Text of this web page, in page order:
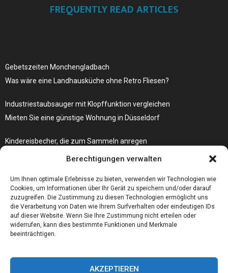
Berechtigungen verwalten
Um Ihnen optimale Erlebnisse zu bieten, verwenden wir Technologien wie
Cookies, um Informationen über Ihr Gerät zu speichern und/oder darauf
zuzugreifen. Die Zustimmung zu diesen Technologien ermöglicht uns
die Verarbeitung von Daten wie Ihrem Surfverhalten oder eindeutigen IDs
auf dieser Website. Wenn Sie Ihre Zustimmung nicht erteilen oder
widerrufen, kann dies bestimmte Funktionen und Merkmale
beeinträchtigen.
AKZEPTIEREN
FREQUENTLY READ ARTICLES
Gebetszeiten Monchengladbach
Was wäre eine Landhausküche ohne Retro Fliesen?
Industriestaubsauger mit Klopffunktion vergleichen
Mieten Sie eine günstige Wohnung in Düsseldorf
Kindereisbecher, die zum Sammeln anregen
Was passiert, wenn Ihre Autoschlüssel-Fernbedienung nicht mehr